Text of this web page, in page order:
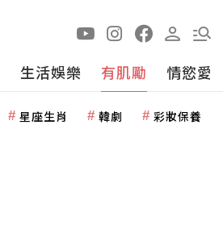
生活娛樂 有肌勵 情慾愛
星座生肖 韓劇 彩妝保養